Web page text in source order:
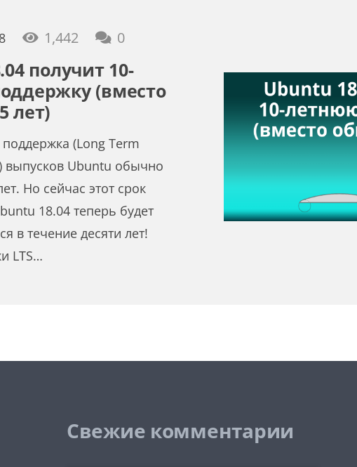
1,442 0
получит 10-
(вместо
лет)
(Long Term
выпусков Ubuntu обычно
Но сейчас этот срок
18.04 теперь будет
в течение десяти лет!
LTS…
Свежие комментарии